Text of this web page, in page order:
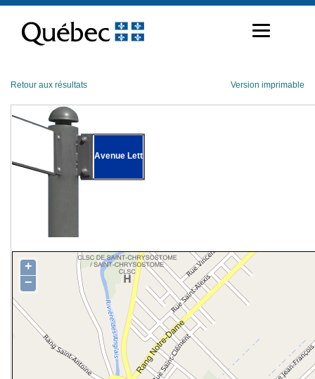
contenu
Retour aux résultats Version imprimable
Avenue Lett
+
−